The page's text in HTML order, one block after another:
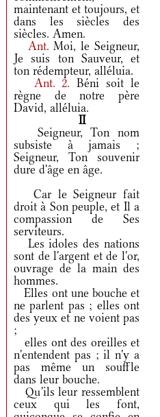
maintenant et toujours, et
dans les siècles des
siècles. Amen.
Ant.Moi, le Seigneur,
Je suis ton Sauveur, et
ton rédempteur, alléluia.
Ant. 2. Béni soit le
règne de notre père
David, alléluia.
II
Seigneur, Ton nom
subsiste à jamais ;
Seigneur, Ton souvenir
dure d'âge en âge.
Car le Seigneur fait
droit à Son peuple, et Il a
compassion de Ses
serviteurs.
Les idoles des nations
sont de l'argent et de l'or,
ouvrage de la main des
hommes.
Elles ont une bouche et
ne parlent pas ; elles ont
des yeux et ne voient pas
;
elles ont des oreilles et
n'entendent pas ; il n'y a
pas même un souffle
dans leur bouche.
Qu'ils leur ressemblent
ceux qui les font,